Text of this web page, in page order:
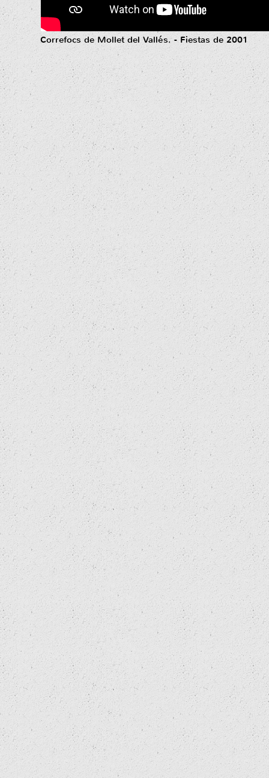
Correfocs de Mollet del Vallés. - Fiestas de 2001